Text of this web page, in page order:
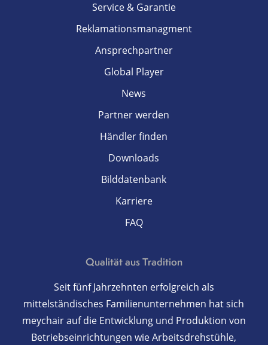
Service & Garantie
Reklamationsmanagment
Ansprechpartner
Global Player
News
Partner werden
Händler finden
Downloads
Bilddatenbank
Karriere
FAQ
Qualität aus Tradition
Seit fünf Jahrzehnten erfolgreich als
mittelständisches Familienunternehmen hat sich
meychair auf die Entwicklung und Produktion von
Betriebseinrichtungen wie Arbeitsdrehstühle,